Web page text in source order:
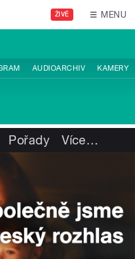
ŽIVĚ MENU
AUDIOARCHIV KAMERY
Pořady Více…